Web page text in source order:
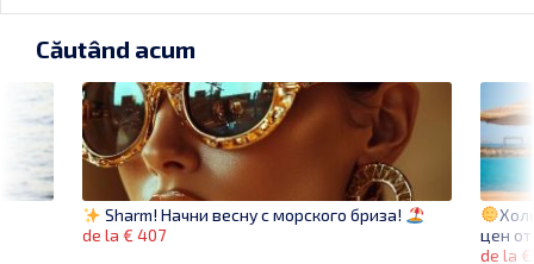
цен
de la
Căutând acum
Sharm! Начни весну с морского бриза!
de la € 407